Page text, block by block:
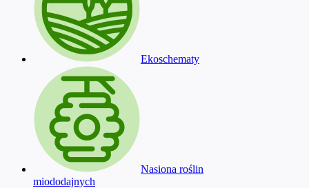
Ekoschematy
Nasiona roślin
miododajnych